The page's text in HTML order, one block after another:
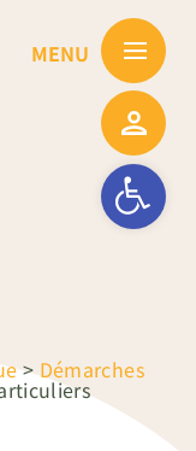
Ouvrir la
>Démarches